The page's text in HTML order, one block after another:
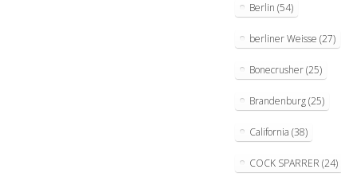
Berlin (54)
berliner Weisse (27)
Bonecrusher(25)
Brandenburg(25)
California (38)
COCK SPARRER (24)